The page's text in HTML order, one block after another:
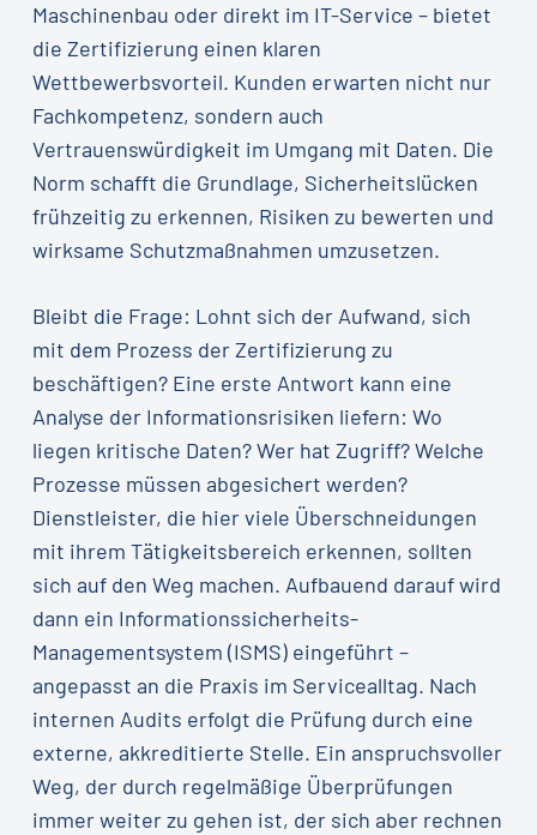
Maschinenbau oder direkt im IT-Service – bietet
die Zertifizierung einen klaren
Wettbewerbsvorteil. Kunden erwarten nicht nur
Fachkompetenz, sondern auch
Vertrauenswürdigkeit im Umgang mit Daten. Die
Norm schafft die Grundlage, Sicherheitslücken
frühzeitig zu erkennen, Risiken zu bewerten und
wirksame Schutzmaßnahmen umzusetzen.
Bleibt die Frage: Lohnt sich der Aufwand, sich
mit dem Prozess der Zertifizierung zu
beschäftigen? Eine erste Antwort kann eine
Analyse der Informationsrisiken liefern: Wo
liegen kritische Daten? Wer hat Zugriff? Welche
Prozesse müssen abgesichert werden?
Dienstleister, die hier viele Überschneidungen
mit ihrem Tätigkeitsbereich erkennen, sollten
sich auf den Weg machen. Aufbauend darauf wird
dann ein Informationssicherheits-
Managementsystem (ISMS) eingeführt –
angepasst an die Praxis im Servicealltag. Nach
internen Audits erfolgt die Prüfung durch eine
externe, akkreditierte Stelle. Ein anspruchsvoller
Weg, der durch regelmäßige Überprüfungen
immer weiter zu gehen ist, der sich aber rechnen